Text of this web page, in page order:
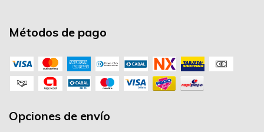
Métodos de pago
Opciones de envío